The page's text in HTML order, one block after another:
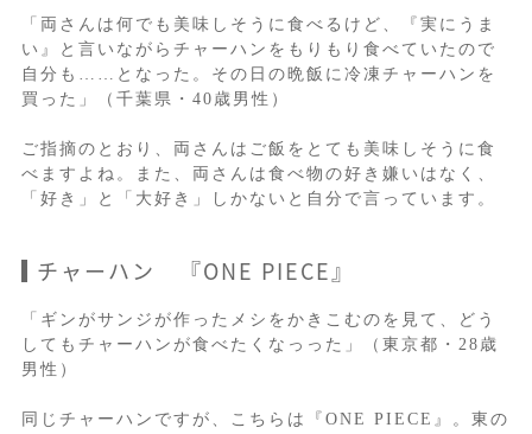
「両さんは何でも美味しそうに食べるけど、『実にうま
い』と言いながらチャーハンをもりもり食べていたので
自分も……となった。その日の晩飯に冷凍チャーハンを
買った」（千葉県・40歳男性）
ご指摘のとおり、両さんはご飯をとても美味しそうに食
べますよね。また、両さんは食べ物の好き嫌いはなく、
「好き」と「大好き」しかないと自分で言っています。
チャーハン 『ONE PIECE』
「ギンがサンジが作ったメシをかきこむのを見て、どう
してもチャーハンが食べたくなっった」（東京都・28歳
男性）
同じチャーハンですが、こちらは『ONE PIECE』。東の